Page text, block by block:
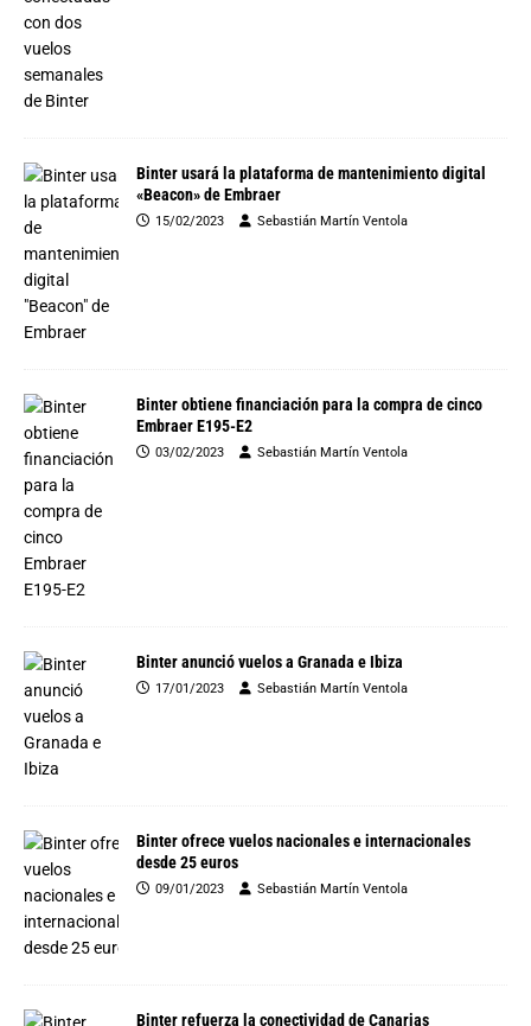
Binter usará la plataforma de mantenimiento digital
«Beacon» de Embraer
15/02/2023 Sebastián Martín Ventola
Binter obtiene financiación para la compra de cinco
Embraer E195-E2
03/02/2023 Sebastián Martín Ventola
Binter anunció vuelos a Granada e Ibiza
17/01/2023 Sebastián Martín Ventola
Binter ofrece vuelos nacionales e internacionales
desde 25 euros
09/01/2023 Sebastián Martín Ventola
Binter refuerza la conectividad de Canarias